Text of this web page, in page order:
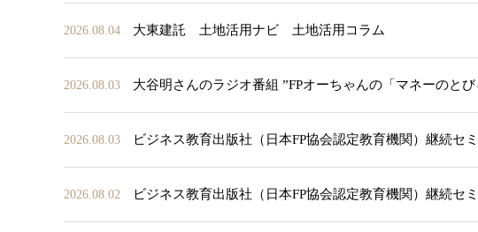
2026.08.04 大東建託 土地活用ナビ 土地活用コラム
2026.08.03 大谷明さんのラジオ番組 ”FPオーちゃんの「マネーのと
2026.08.03 ビジネス教育出版社（日本FP協会認定教育機関）継続セ
2026.08.02 ビジネス教育出版社（日本FP協会認定教育機関）継続セ